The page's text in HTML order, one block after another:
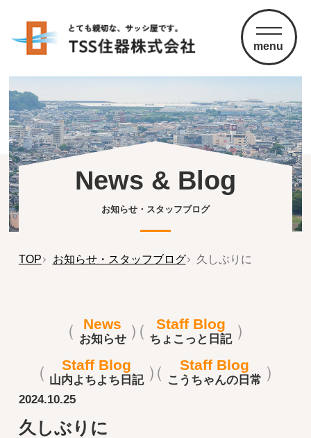
menu
News & Blog
お知らせ・スタッフブログ
TOP お知らせ・スタッフブログ 久しぶりに
News
お知らせ
Staff Blog
ちょこっと日記
Staff Blog
山内よちよち日記
Staff Blog
こうちゃんの日常
2024.10.25
久しぶりに